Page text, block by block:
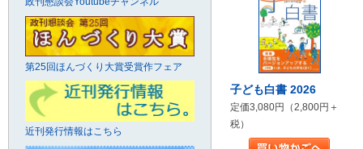
子ども白書 2026
定価3,080円（2,800円＋
税）
第25回ほんづくり大賞受賞作フェア
近刊発行情報はこちら